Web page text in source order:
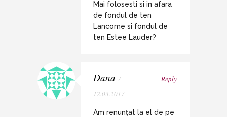
Mai folosesti si in afara
de fondul de ten
Lancome si fondul de
ten Estee Lauder?
Dana /
12.03.2017
Reply
Am renunțat la el de pe